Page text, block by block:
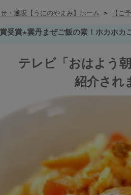
・通販【うにのやまみ】ホーム > 【ご
受賞★雲丹まぜご飯の素！ホカホ
テレビ「おはよう
紹介され